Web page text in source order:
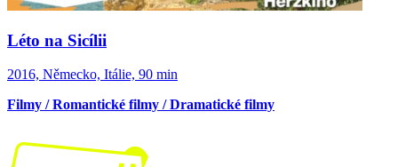
Léto na Sicílii
2016, Německo, Itálie, 90 min
Filmy / Romantické filmy / Dramatické filmy